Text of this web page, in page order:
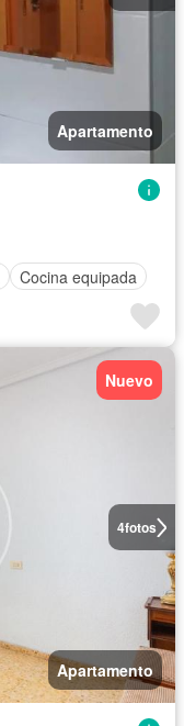
Apartamento
Cocina equipada
4fotos
Nuevo
Apartamento